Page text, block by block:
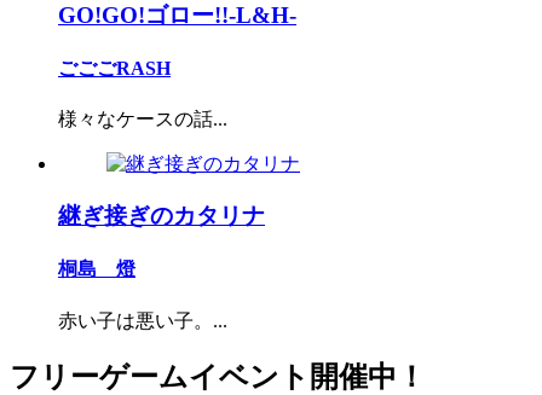
GO!GO!ゴロー!!-L&H-
ごごごRASH
様々なケースの話...
継ぎ接ぎのカタリナ
桐島 燈
赤い子は悪い子。...
フリーゲームイベント開催中！